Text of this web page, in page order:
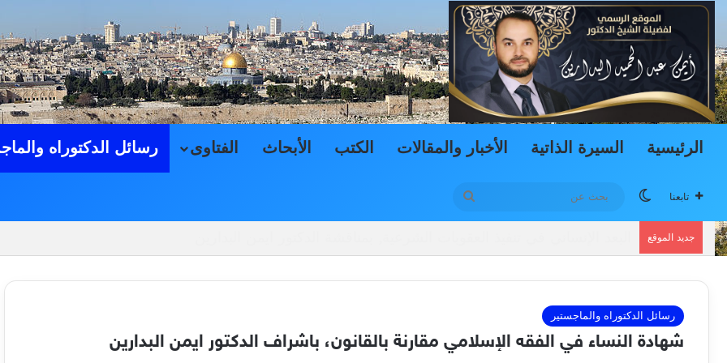
الرئيسية السيرة الذاتية الأخبار والمقالات الكتب الأبحاث الفتاوى رسائل الدكتوراه
تابعنا الوضع المظلم
بحث
عن
جديد الموقع
رسائل الدكتوراه والماجستير
شهادة النساء في الفقه الإسلامي مقارنة بالقانون، باشراف الدكتور ايمن البدارين